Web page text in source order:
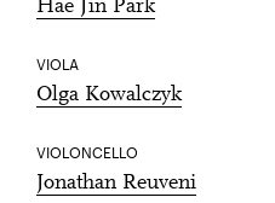
Hae Jin Park
VIOLA
Olga Kowalczyk
VIOLONCELLO
Jonathan Reuveni